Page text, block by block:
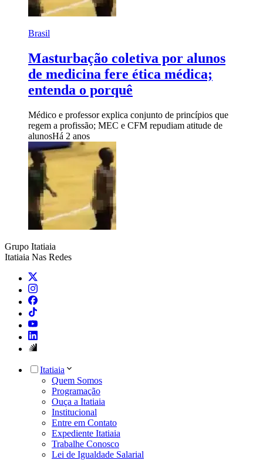
Brasil
Masturbação coletiva por alunos
de medicina fere ética médica;
entenda o porquê
Médico e professor explica conjunto de princípios que
regem a profissão; MEC e CFM repudiam atitude de
alunosHá 2 anos
Grupo Itatiaia
Itatiaia Nas Redes
Itatiaia
Quem Somos
Programação
Ouça a Itatiaia
Institucional
Entre em Contato
Expediente Itatiaia
Trabalhe Conosco
Lei de Igualdade Salarial